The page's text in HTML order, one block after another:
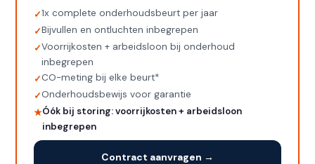
1x complete onderhoudsbeurt per jaar
Bijvullen en ontluchten inbegrepen
Voorrijkosten + arbeidsloon bij onderhoud
inbegrepen
CO-meting bij elke beurt*
Onderhoudsbewijs voor garantie
Óók bij storing: voorrijkosten + arbeidsloon
inbegrepen
Contract aanvragen →